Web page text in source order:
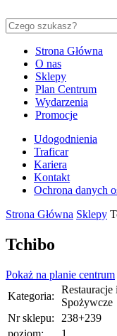
Strona Główna
O nas
Sklepy
Plan Centrum
Wydarzenia
Promocje
Udogodnienia
Traficar
Kariera
Kontakt
Ochrona danych
Strona Główna Sklepy
Tchibo
Pokaż na planie centrum
Kategoria:
Spożywcze
Nr sklepu:
238+239
poziom:
1